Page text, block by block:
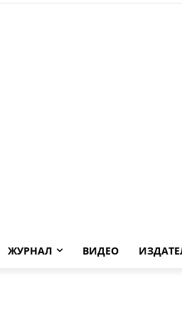
ЖУРНАЛ ВИДЕО